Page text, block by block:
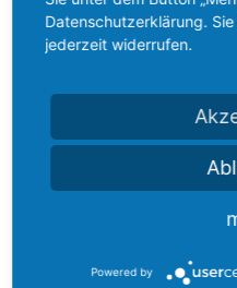
Datenschutzerklärung.
jederzeit widerrufen.
Powered by